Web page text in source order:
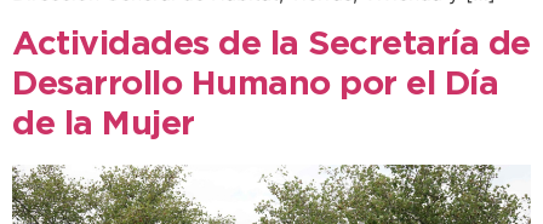
Actividades de la Secretaría de
Desarrollo Humano por el Día
de la Mujer